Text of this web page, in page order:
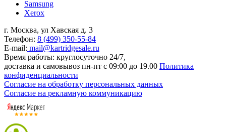
Samsung
Xerox
г. Москва, ул Хавская д. 3
Телефон: 8 (499) 350-55-84
E-mail: mail@kartridgesale.ru
Время работы: круглосуточно 24/7,
доставка и самовывоз пн-пт с 09:00 до 19.00 Политика
конфиденциальности
Согласие на обработку персональных данных
Согласие на рекламную коммуникацию